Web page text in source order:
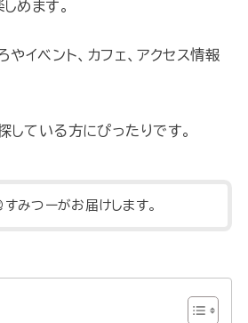
めます。
やイベント、カフェ、アクセス情報
している方にぴったりです。
すみつーがお届けします。